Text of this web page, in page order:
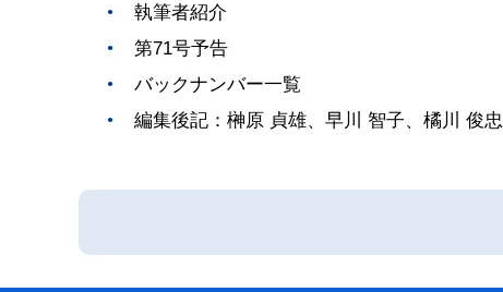
執筆者紹介
第71号予告
バックナンバー一覧
編集後記：榊原 貞雄、早川 智子、橘川 俊忠